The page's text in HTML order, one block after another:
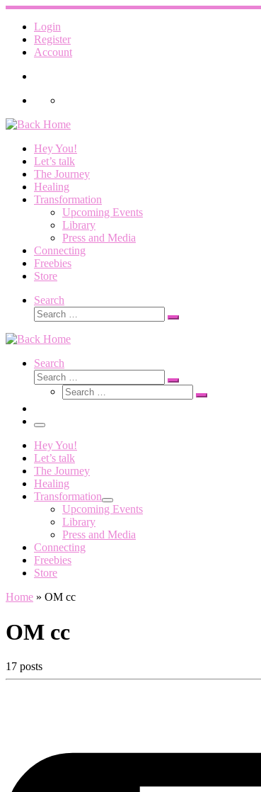
Skip
content
Login
Register
Account
Hey You!
Let’s talk
The Journey
Healing
Transformation
Upcoming Events
Library
Press and Media
Connecting
Freebies
Store
Search
Search
Search
Search
Search
Search
Search
Search
Menu
Hey You!
Let’s talk
The Journey
Healing
Transformation
Upcoming Events
Library
Press and Media
Connecting
Freebies
Store
Home » OM cc
OM cc
17 posts